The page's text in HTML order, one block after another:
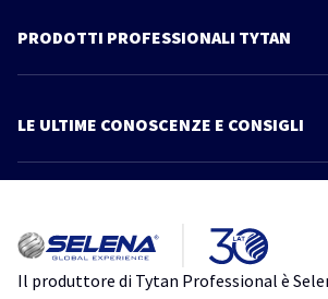
Contattaci
Prodotti
PRODOTTI PROFESSIONALI TYTAN
Sistema Cartongesso
Impermeabilizzanti
Accessori
LE ULTIME CONOSCENZE E CONSIGLI
Più articoli
di isolare
isolamento isolamento acustico
poliuretanica
TytanProfessional
Il produttore di Tytan Professional è